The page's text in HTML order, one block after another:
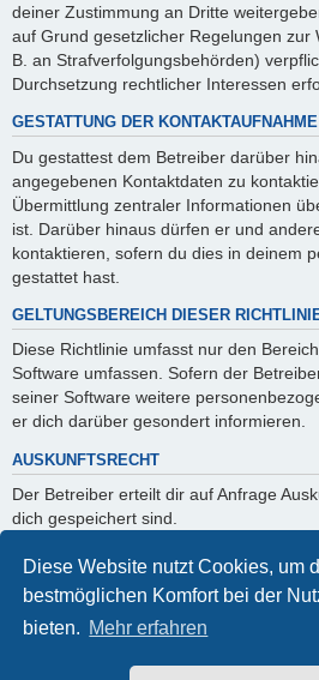
Diese Website nutzt Cookies, um
bestmöglichen Komfort bei der
bieten. Mehr erfahren
deiner Zustimmung an Dritte
auf Grund gesetzlicher Regelungen zur
B. an Strafverfolgungsbehörden)
Durchsetzung rechtlicher Interessen
GESTATTUNG DER KONTAKTAUFNAHME
Du gestattest dem Betreiber darüber
angegebenen Kontaktdaten zu
Übermittlung zentraler Informationen
ist. Darüber hinaus dürfen er und
kontaktieren, sofern du dies in deinem
gestattet hast.
GELTUNGSBEREICH DIESER
Diese Richtlinie umfasst nur den
Software umfassen. Sofern der
seiner Software weitere
er dich darüber gesondert informieren.
AUSKUNFTSRECHT
Der Betreiber erteilt dir auf Anfrage
dich gespeichert sind.
Du kannst jederzeit die Löschung bzw.
verlangen. Kontaktiere hierzu bitte den